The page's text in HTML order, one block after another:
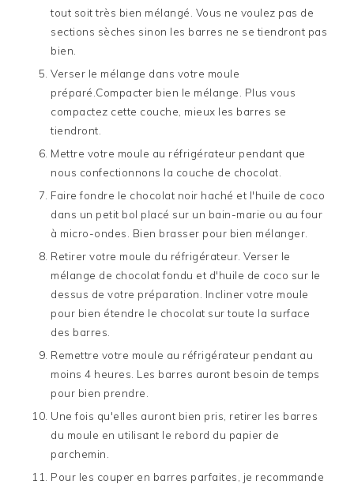
tout soit très bien mélangé. Vous ne voulez pas de
sections sèches sinon les barres ne se tiendront pas
bien.
Verser le mélange dans votre moule
préparé.Compacter bien le mélange. Plus vous
compactez cette couche, mieux les barres se
tiendront.
Mettre votre moule au réfrigérateur pendant que
nous confectionnons la couche de chocolat.
Faire fondre le chocolat noir haché et l'huile de coco
dans un petit bol placé sur un bain-marie ou au four
à micro-ondes. Bien brasser pour bien mélanger.
Retirer votre moule du réfrigérateur. Verser le
mélange de chocolat fondu et d'huile de coco sur le
dessus de votre préparation. Incliner votre moule
pour bien étendre le chocolat sur toute la surface
des barres.
Remettre votre moule au réfrigérateur pendant au
moins 4 heures. Les barres auront besoin de temps
pour bien prendre.
Une fois qu'elles auront bien pris, retirer les barres
du moule en utilisant le rebord du papier de
parchemin.
Pour les couper en barres parfaites, je recommande